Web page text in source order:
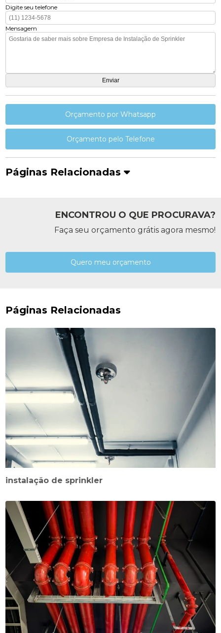
Digite seu telefone
Mensagem
Orçamento por Whatsapp
Orçamento pelo Telefone
Páginas Relacionadas
ENCONTROU O QUE PROCURAVA?
Faça seu orçamento grátis agora mesmo!
Quero meu orçamento
Páginas Relacionadas
instalação de sprinkler